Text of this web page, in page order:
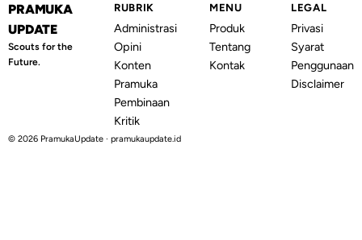
PRAMUKA
UPDATE
Scouts for the
Future.
RUBRIK
Administrasi
Opini
Konten
Pramuka
Pembinaan
Kritik
MENU
Produk
Tentang
Kontak
LEGAL
Privasi
Syarat
Penggunaan
Disclaimer
© 2026 PramukaUpdate · pramukaupdate.id